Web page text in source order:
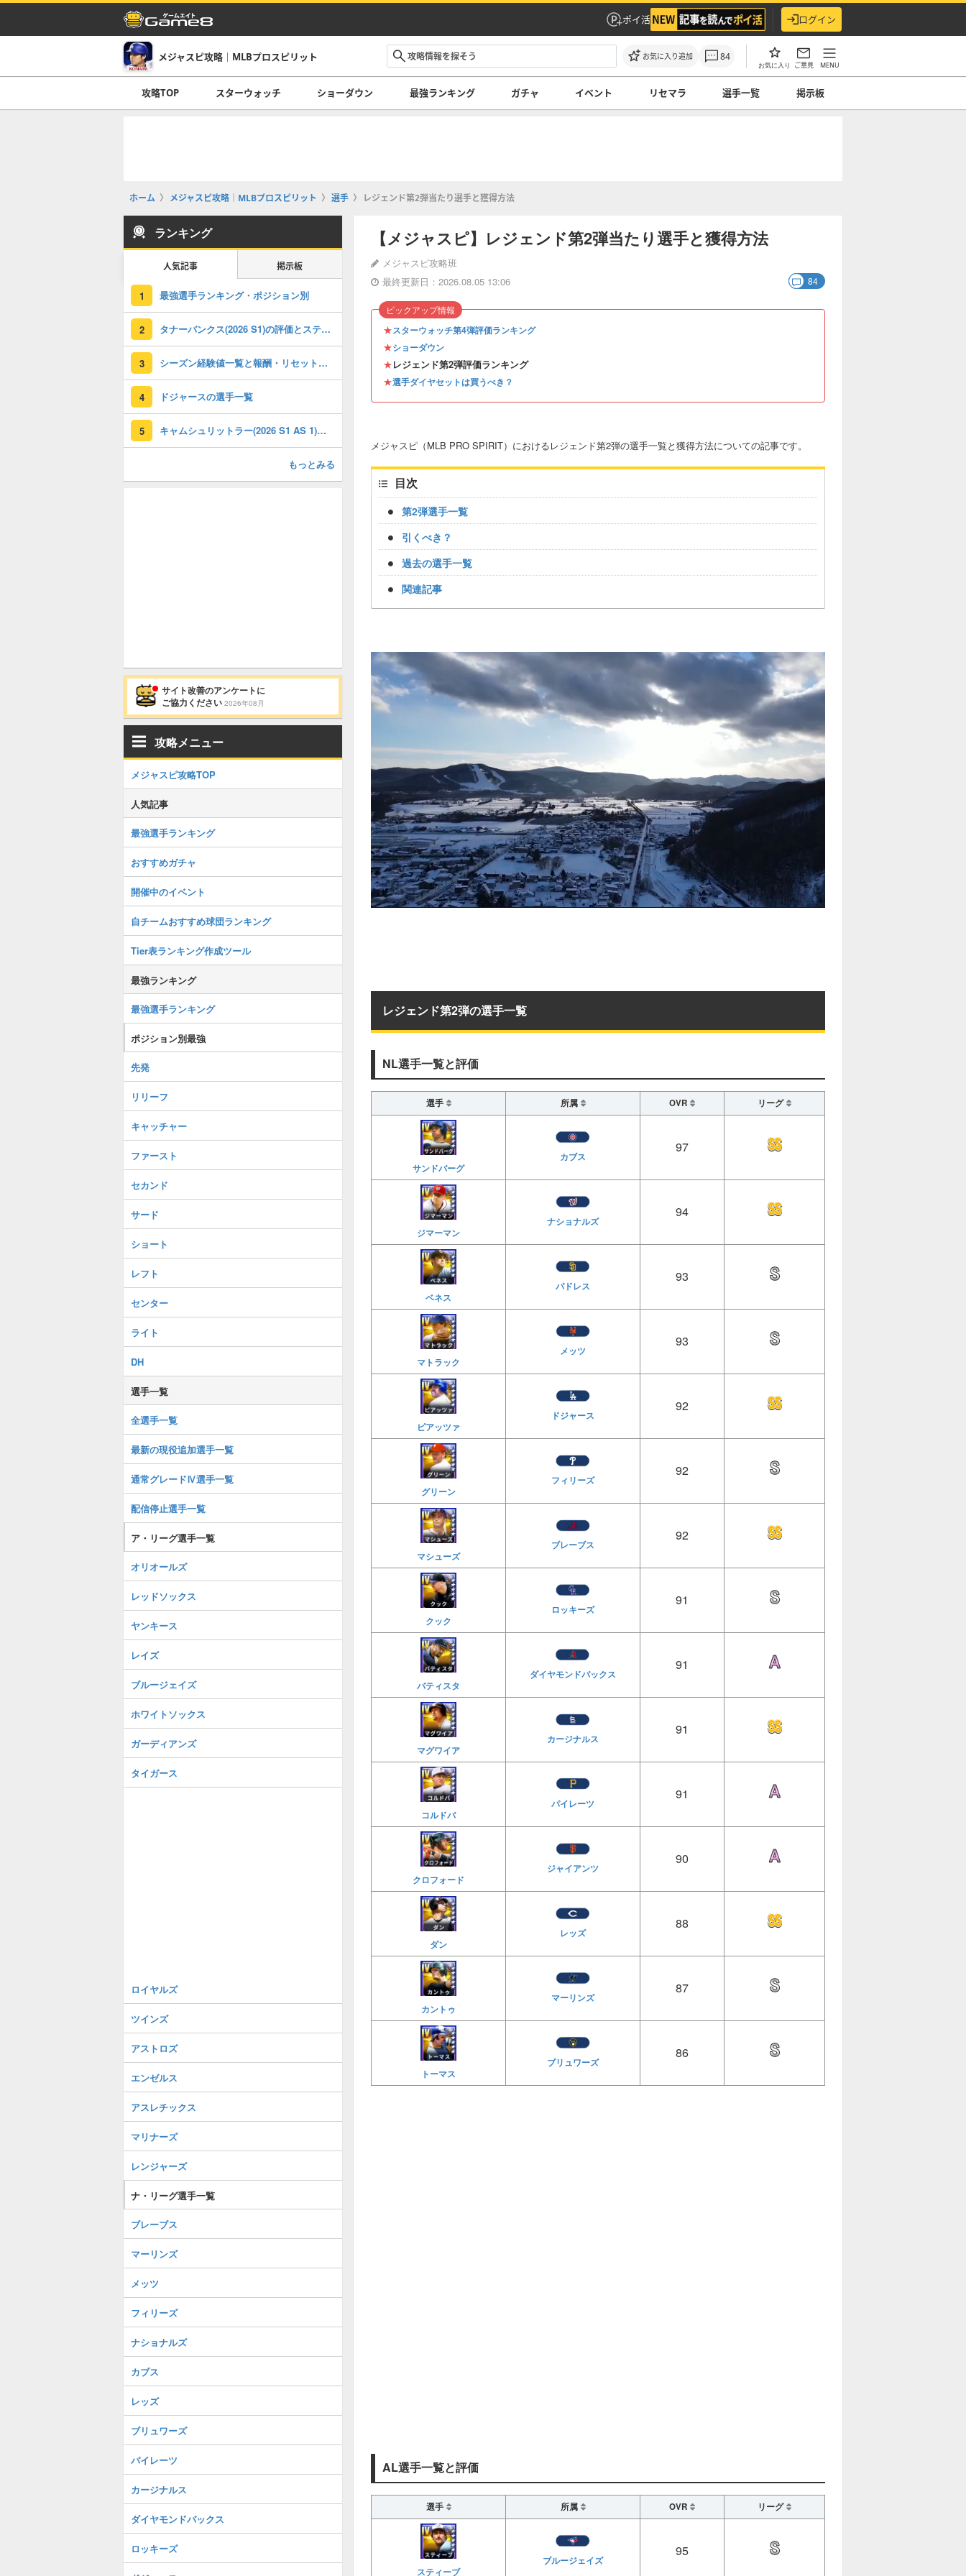
ポイ活 ログイン
メジャスピ攻略｜MLBプロスピリット お気に入り追加 84
お気に入り ご意見 MENU
攻略TOP スターウォッチ ショーダウン 最強ランキング ガチャ イベント リセマラ 選手一覧 掲示板
ホーム メジャスピ攻略｜MLBプロスピリット 選手 レジェンド第2弾当たり選手と獲得方法
【メジャスピ】レジェンド第2弾当たり選手と獲得方法
メジャスピ攻略班
最終更新日：2026.08.05 13:06
84
★スターウォッチ第4弾評価ランキング
★ショーダウン
★レジェンド第2弾評価ランキング
★選手ダイヤセットは買うべき？
ピックアップ情報
メジャスピ（MLB PRO SPIRIT）におけるレジェンド第2弾の選手一覧と獲得方法についての記事です。
目次
第2弾選手一覧
引くべき？
過去の選手一覧
関連記事
レジェンド第2弾の選手一覧
NL選手一覧と評価
選手 所属 OVR リーグ
サンドバーグ
カブス
97
ジマーマン
ナショナルズ
94
ベネス
パドレス
93
マトラック
メッツ
93
ピアッツァ
ドジャース
92
グリーン
フィリーズ
92
マシューズ
ブレーブス
92
クック
ロッキーズ
91
バティスタ
ダイヤモンドバックス
91
マグワイア
カージナルス
91
コルドバ
パイレーツ
91
クロフォード
ジャイアンツ
90
ダン
レッズ
88
カントゥ
マーリンズ
87
トーマス
ブリュワーズ
86
AL選手一覧と評価
選手 所属 OVR リーグ
スティーブ
ブルージェイズ
95
ランキング
人気記事 掲示板
1 最強選手ランキング・ポジション別
2 タナーバンクス(2026 S1)の評価とステータス
3 シーズン経験値一覧と報酬・リセットはある？
4 ドジャースの選手一覧
5 キャムシュリットラー(2026 S1 AS 1)の評価とステータス
もっとみる
サイト改善のアンケートに
ご協力ください 2026年08月
攻略メニュー
メジャスピ攻略TOP
人気記事
最強選手ランキング
おすすめガチャ
開催中のイベント
自チームおすすめ球団ランキング
Tier表ランキング作成ツール
最強ランキング
最強選手ランキング
ポジション別最強
先発
リリーフ
キャッチャー
ファースト
セカンド
サード
ショート
レフト
センター
ライト
DH
選手一覧
全選手一覧
最新の現役追加選手一覧
通常グレードⅣ選手一覧
配信停止選手一覧
ア・リーグ選手一覧
オリオールズ
レッドソックス
ヤンキース
レイズ
ブルージェイズ
ホワイトソックス
ガーディアンズ
タイガース
ロイヤルズ
ツインズ
アストロズ
エンゼルス
アスレチックス
マリナーズ
レンジャーズ
ナ・リーグ選手一覧
ブレーブス
マーリンズ
メッツ
フィリーズ
ナショナルズ
カブス
レッズ
ブリュワーズ
パイレーツ
カージナルス
ダイヤモンドバックス
ロッキーズ